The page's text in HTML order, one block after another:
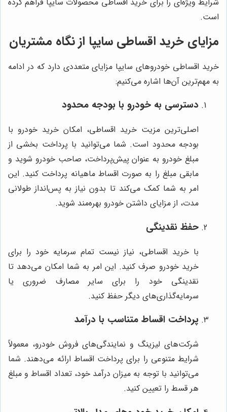
است.
مزایای خرید اقساطی سایپا از نگاه مشتریان
خرید اقساطی خودروهای سایپا مزایای متعددی دارد که در ادامه
به مهم‌ترین آن‌ها اشاره می‌کنیم:
دسترسی به خودرو با بودجه محدود
اصلی‌ترین مزیت خرید اقساطی، امکان خرید خودرو با
بودجه محدود است. شما می‌توانید با پرداخت بخشی از
مبلغ خودرو به عنوان پیش‌پرداخت، صاحب خودرو شوید و
مابقی مبلغ را به صورت اقساط ماهیانه پرداخت کنید. این
امر به شما کمک می‌کند تا بدون نیاز به پس‌انداز طولانی
مدت، از مزایای داشتن خودرو بهره‌مند شوید.
حفظ نقدینگی
با خرید اقساطی، نیاز نیست تمام سرمایه خود را برای
خرید خودرو صرف کنید. این امر به شما امکان می‌دهد تا
نقدینگی خود را برای سایر مصارف ضروری یا
سرمایه‌گذاری‌های دیگر حفظ کنید.
پرداخت اقساط متناسب با درآمد
شرکت‌های لیزینگ و نمایندگی‌های فروش خودرو، معمولاً
شرایط متنوعی را برای پرداخت اقساط ارائه می‌دهند. شما
می‌توانید با توجه به میزان درآمد خود، تعداد اقساط و مبلغ
هر قسط را تعیین کنید.